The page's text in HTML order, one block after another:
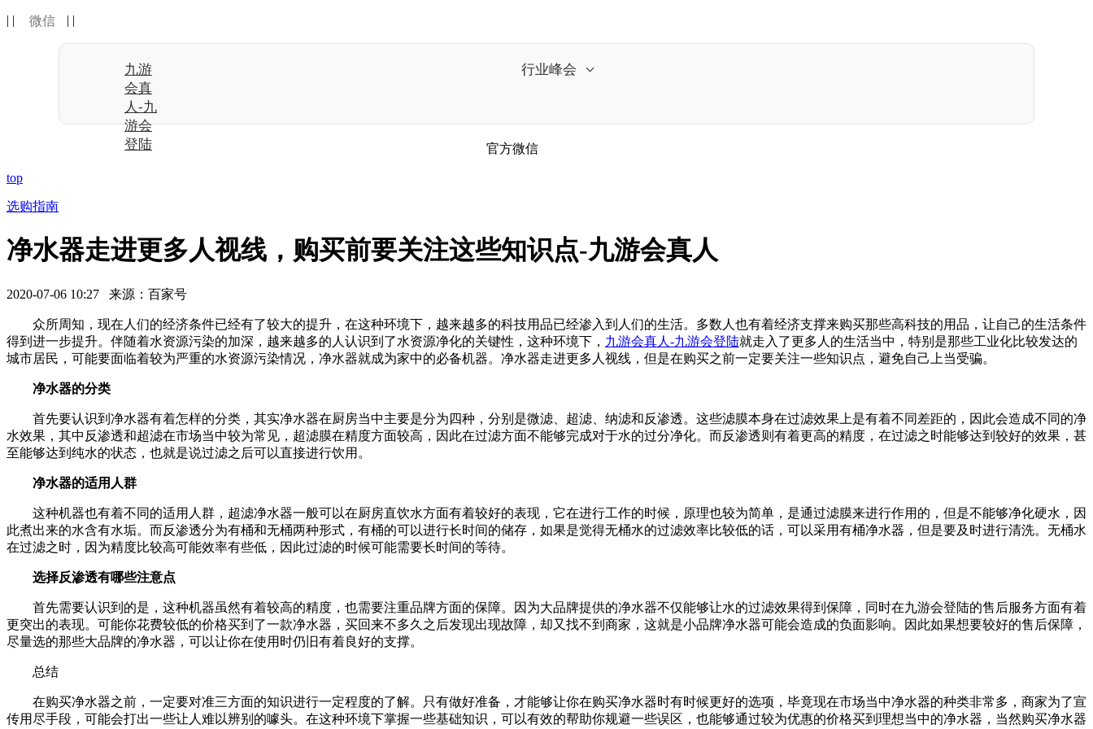
| | 微信 | |
九游
会真
人-九
游会
登陆
行业峰会
官方微信
top
选购指南
净水器走进更多人视线，购买前要关注这些知识点-九游会真人
2020-07-06 10:27 来源：百家号
众所周知，现在人们的经济条件已经有了较大的提升，在这种环境下，越来越多的科技用品已经渗入到人们的生活。多数人也有着经济支撑来购买那些高科技的用品，让自己的生活条件
得到进一步提升。伴随着水资源污染的加深，越来越多的人认识到了水资源净化的关键性，这种环境下， 九游会真人-九游会登陆就走入了更多人的生活当中，特别是那些工业化比较发达的
城市居民，可能要面临着较为严重的水资源污染情况，净水器就成为家中的必备机器。净水器走进更多人视线，但是在购买之前一定要关注一些知识点，避免自己上当受骗。
净水器的分类
首先要认识到净水器有着怎样的分类，其实净水器在厨房当中主要是分为四种，分别是微滤、超滤、纳滤和反渗透。这些滤膜本身在过滤效果上是有着不同差距的，因此会造成不同的净
水效果，其中反渗透和超滤在市场当中较为常见，超滤膜在精度方面较高，因此在过滤方面不能够完成对于水的过分净化。而反渗透则有着更高的精度，在过滤之时能够达到较好的效果，甚
至能够达到纯水的状态，也就是说过滤之后可以直接进行饮用。
净水器的适用人群
这种机器也有着不同的适用人群，超滤净水器一般可以在厨房直饮水方面有着较好的表现，它在进行工作的时候，原理也较为简单，是通过滤膜来进行作用的，但是不能够净化硬水，因
此煮出来的水含有水垢。而反渗透分为有桶和无桶两种形式，有桶的可以进行长时间的储存，如果是觉得无桶水的过滤效率比较低的话，可以采用有桶净水器，但是要及时进行清洗。无桶水
在过滤之时，因为精度比较高可能效率有些低，因此过滤的时候可能需要长时间的等待。
选择反渗透有哪些注意点
首先需要认识到的是，这种机器虽然有着较高的精度，也需要注重品牌方面的保障。因为大品牌提供的净水器不仅能够让水的过滤效果得到保障，同时在九游会登陆的售后服务方面有着
更突出的表现。可能你花费较低的价格买到了一款净水器，买回来不多久之后发现出现故障，却又找不到商家，这就是小品牌净水器可能会造成的负面影响。因此如果想要较好的售后保障，
尽量选的那些大品牌的净水器，可以让你在使用时仍旧有着良好的支撑。
总结
在购买净水器之前，一定要对准三方面的知识进行一定程度的了解。只有做好准备，才能够让你在购买净水器时有时候更好的选项，毕竟现在市场当中净水器的种类非常多，商家为了宣
传用尽手段，可能会打出一些让人难以辨别的噱头。在这种环境下掌握一些基础知识，可以有效的帮助你规避一些误区，也能够通过较为优惠的价格买到理想当中的净水器，当然购买净水器